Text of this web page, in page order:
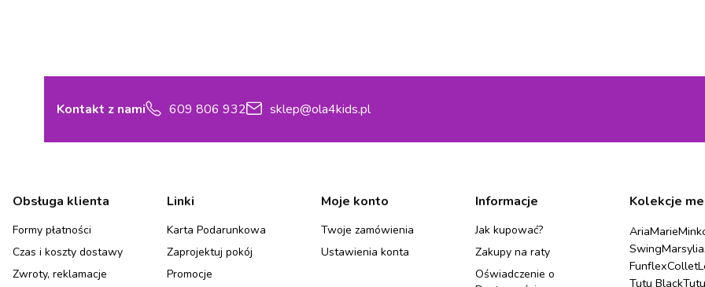
Kontakt z nami 609 806 932 sklep@ola4kids.pl
Linki w stopce
Obsługa klienta
Formy płatności
Czas i koszty dostawy
Zwroty, reklamacje
Linki
Karta Podarunkowa
Zaprojektuj pokój
Promocje
Moje konto
Twoje zamówienia
Ustawienia konta
Informacje
Jak kupować?
Zakupy na raty
Oświadczenie o
Kolekcje
AriaMarie
SwingMarsylia
FunflexCollet
Tutu Black